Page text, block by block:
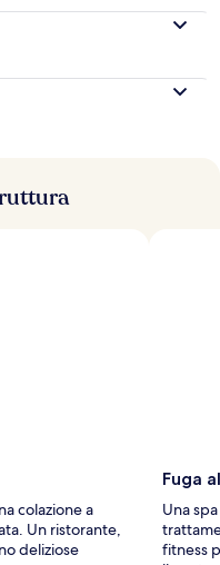
colazione a
Un ristorante,
deliziose
Fuga
Una
fitness